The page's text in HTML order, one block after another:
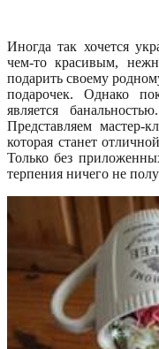
Иногда так хочется
чем-то красивым,
подарить своему
подарочек. Однако
является
Представляем мастер-
которая станет
Только без
терпения ничего не